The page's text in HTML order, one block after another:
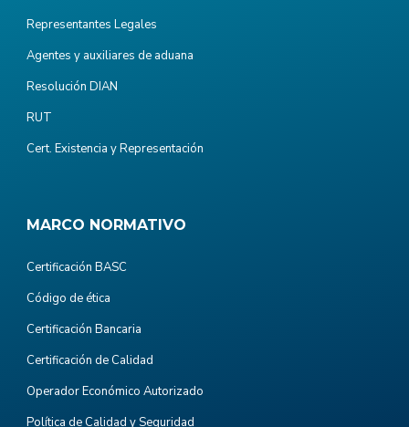
Representantes Legales
Agentes y auxiliares de aduana
Resolución DIAN
RUT
Cert. Existencia y Representación
MARCO NORMATIVO
Certificación BASC
Código de ética
Certificación Bancaria
Certificación de Calidad
Operador Económico Autorizado
Política de Calidad y Seguridad